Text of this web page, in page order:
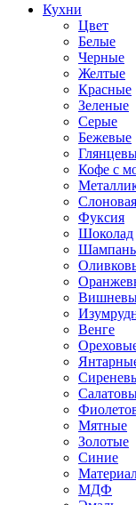
Кухни
Цвет
Белые
Черные
Желтые
Красные
Зеленые
Серые
Бежевые
Кофе с
Фуксия
Шоколад
Шампань
Венге
Мятные
Золотые
Синие
МДФ